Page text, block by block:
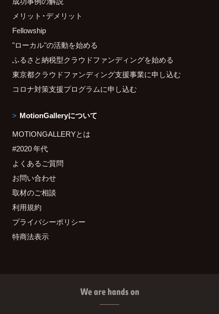
メリット・デメリット
Fellowship
"ローカル"の活動を始める
ふるさと納税型クラウドファンディングを始める
東京都クラウドファンディング支援事業に申し込む
コロナ対策支援プログラムに申し込む
MotionGalleryについて
MOTIONGALLERYとは
#2020 年代
よくあるご質問
お問い合わせ
取材のご相談
利用規約
プライバシーポリシー
特商法表示
We are hands on